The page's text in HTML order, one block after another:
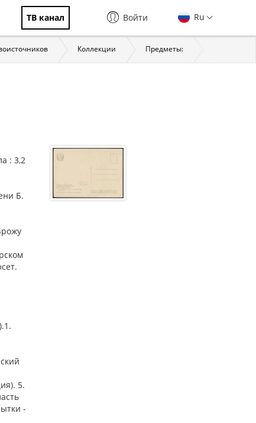
ТВ канал Ru
Войти
Коллекции Предметы:
: 3,2
Б.
5.
-